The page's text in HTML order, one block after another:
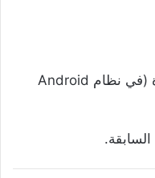
دعم خاصية الأيقونات المتغيرة (في نظام Android